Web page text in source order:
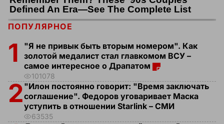
ПОПУЛЯРНОЕ
1
"Я не привык быть вторым номером". Как
золотой медалист стал главкомом ВСУ –
самое интересное о Драпатом
101078
2 "Илон постоянно говорит: "Время заключать
соглашение". Федоров уговаривает Маска
уступить в отношении Starlink – СМИ
63535